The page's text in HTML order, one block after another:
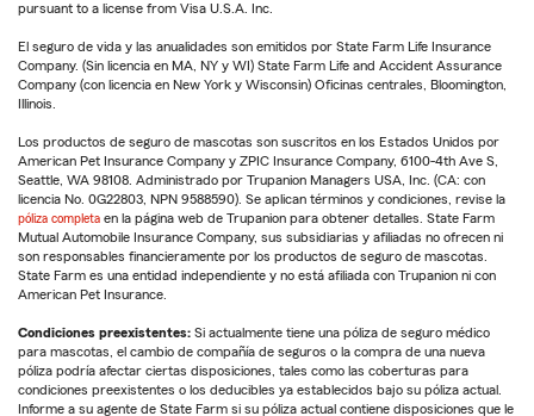
pursuant to a license from Visa U.S.A. Inc.
El seguro de vida y las anualidades son emitidos por State Farm Life Insurance
Company. (Sin licencia en MA, NY y WI) State Farm Life and Accident Assurance
Company (con licencia en New York y Wisconsin) Oficinas centrales, Bloomington,
Illinois.
Los productos de seguro de mascotas son suscritos en los Estados Unidos por
American Pet Insurance Company y ZPIC Insurance Company, 6100-4th Ave S,
Seattle, WA 98108. Administrado por Trupanion Managers USA, Inc. (CA: con
licencia No. 0G22803, NPN 9588590). Se aplican términos y condiciones, revise la
póliza completa en la página web de Trupanion para obtener detalles. State Farm
Mutual Automobile Insurance Company, sus subsidiarias y afiliadas no ofrecen ni
son responsables financieramente por los productos de seguro de mascotas.
State Farm es una entidad independiente y no está afiliada con Trupanion ni con
American Pet Insurance.
Condiciones preexistentes: Si actualmente tiene una póliza de seguro médico
para mascotas, el cambio de compañía de seguros o la compra de una nueva
póliza podría afectar ciertas disposiciones, tales como las coberturas para
condiciones preexistentes o los deducibles ya establecidos bajo su póliza actual.
Informe a su agente de State Farm si su póliza actual contiene disposiciones que le